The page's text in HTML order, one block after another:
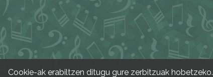
Cookie-ak erabiltzen ditugu gure zerbitzuak hobetzeko.